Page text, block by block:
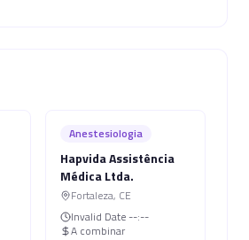
Anestesiologia
Hapvida Assistência
Médica Ltda.
Fortaleza, CE
Invalid Date --:--
A combinar